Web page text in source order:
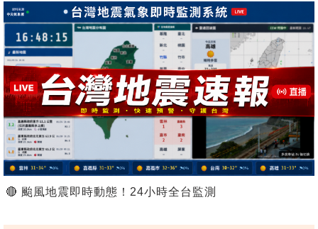
🔴 颱風地震即時動態！24小時全台監測